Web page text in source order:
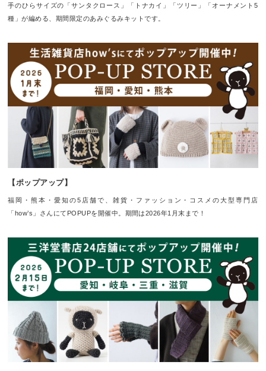
手のひらサイズの「サンタクロース」「トナカイ」「ツリー」「オーナメント5
種」が編める、期間限定のあみぐるみキットです。
【ポップアップ】
福岡・熊本・愛知の5店舗で、雑貨・ファッション・コスメの大型専門店
「how’s」さんにてPOPUPを開催中。期間は2026年1月末まで！